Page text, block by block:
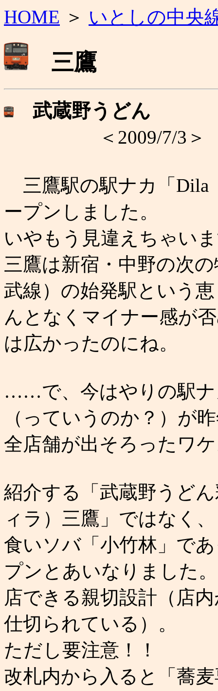
HOME ＞ いとしの中央
三鷹
武蔵野うどん
＜2009/7/3＞
三鷹駅の駅ナカ「Dila
ープンしました。
いやもう見違えちゃい
三鷹は新宿・中野の次
武線）の始発駅という
んとなくマイナー感が
は広かったのにね。
……で、今はやりの駅ナ
（っていうのか？）が
全店舗が出そろったワ
紹介する「武蔵野うど
ィラ）三鷹」ではなく
食いソバ「小竹林」で
プンとあいなりました
店できる親切設計（店
仕切られている）。
ただし要注意！！
改札内から入ると「蕎